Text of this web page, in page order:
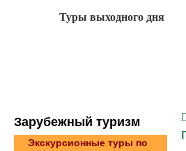
Зaрубeжный туризм
Экскурсионные туры по